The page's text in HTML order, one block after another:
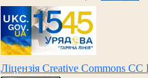
Ліцензія Creative Commons